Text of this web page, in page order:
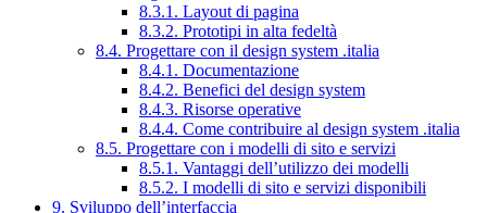
8.3.1. Layout di pagina
8.3.2. Prototipi in alta fedeltà
8.4. Progettare con il design system .italia
8.4.1. Documentazione
8.4.2. Benefici del design system
8.4.3. Risorse operative
8.4.4. Come contribuire al design system .italia
8.5. Progettare con i modelli di sito e servizi
8.5.1. Vantaggi dell’utilizzo dei modelli
8.5.2. I modelli di sito e servizi disponibili
9. Sviluppo dell’interfaccia